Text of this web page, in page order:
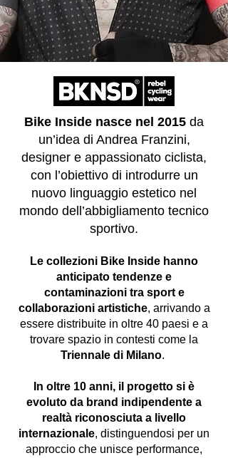
Bike Inside nasce nel 2015 da
un’idea di Andrea Franzini,
designer e appassionato ciclista,
con l’obiettivo di introdurre un
nuovo linguaggio estetico nel
mondo dell’abbigliamento tecnico
sportivo.
Le collezioni Bike Inside hanno
anticipato tendenze e
contaminazioni tra sport e
collaborazioni artistiche, arrivando a
essere distribuite in oltre 40 paesi e a
trovare spazio in contesti come la
Triennale di Milano.
In oltre 10 anni, il progetto si è
evoluto da brand indipendente a
realtà riconosciuta a livello
internazionale, distinguendosi per un
approccio che unisce performance,